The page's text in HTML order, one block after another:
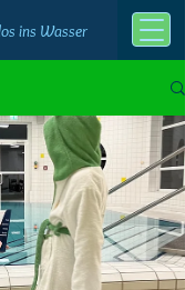
ins Wasser